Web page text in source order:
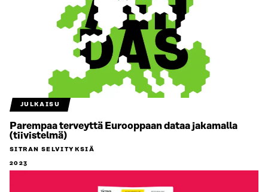
JULKAISU
Parempaa terveyttä Eurooppaan dataa jakamalla
(tiivistelmä)
SITRAN SELVITYKSIÄ
2023